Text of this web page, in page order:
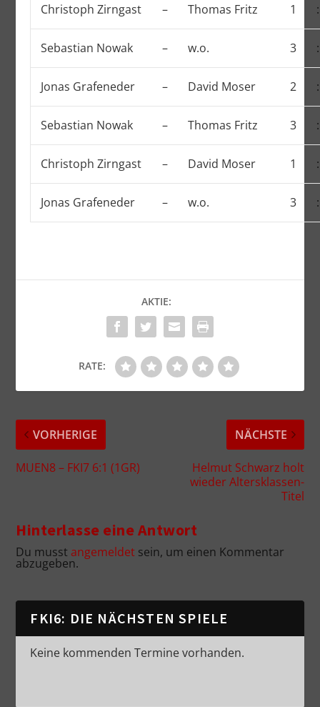
Christoph Zirngast – Thomas Fritz 1 :
Sebastian Nowak – w.o. 3 :
Jonas Grafeneder – David Moser 2 :
Sebastian Nowak – Thomas Fritz 3 :
Christoph Zirngast – David Moser 1 :
Jonas Grafeneder – w.o. 3 :
AKTIE:
RATE:
VORHERIGE
MUEN8 – FKI7 6:1 (1GR)
NÄCHSTE
Helmut Schwarz holt
wieder Altersklassen-
Titel
Hinterlasse eine Antwort
Du musst angemeldet sein, um einen Kommentar
abzugeben.
FKI6: DIE NÄCHSTEN SPIELE
Keine kommenden Termine vorhanden.